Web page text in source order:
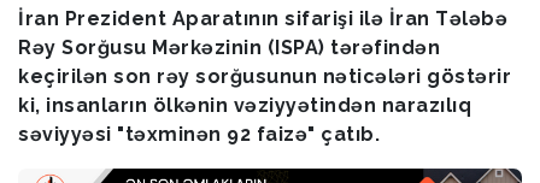
İran Prezident Aparatının sifarişi ilə İran Tələbə
Rəy Sorğusu Mərkəzinin (ISPA) tərəfindən
keçirilən son rəy sorğusunun nəticələri göstərir
ki, insanların ölkənin vəziyyətindən narazılıq
səviyyəsi "təxminən 92 faizə" çatıb.